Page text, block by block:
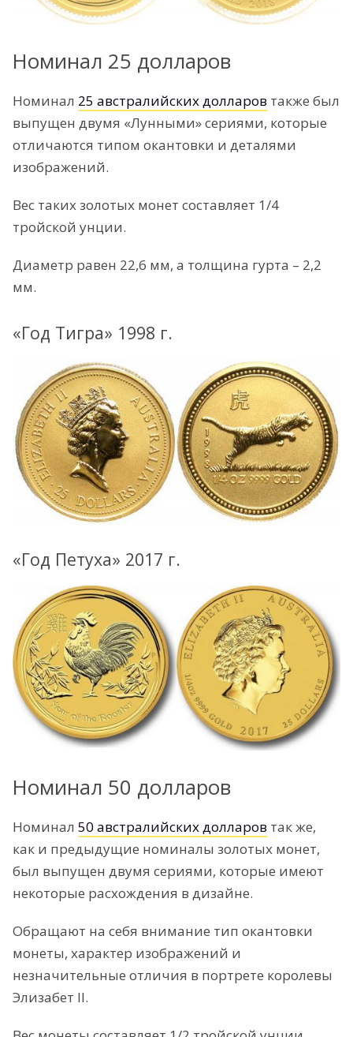
Номинал 25 долларов
Номинал 25 австралийских долларов также был
выпущен двумя «Лунными» сериями, которые
отличаются типом окантовки и деталями
изображений.
Вес таких золотых монет составляет 1/4
тройской унции.
Диаметр равен 22,6 мм, а толщина гурта – 2,2
мм.
«Год Тигра» 1998 г.
«Год Петуха» 2017 г.
Номинал 50 долларов
Номинал 50 австралийских долларов так же,
как и предыдущие номиналы золотых монет,
был выпущен двумя сериями, которые имеют
некоторые расхождения в дизайне.
Обращают на себя внимание тип окантовки
монеты, характер изображений и
незначительные отличия в портрете королевы
Элизабет II.